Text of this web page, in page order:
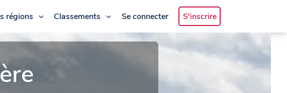
régions Classements Se connecter S'inscrire